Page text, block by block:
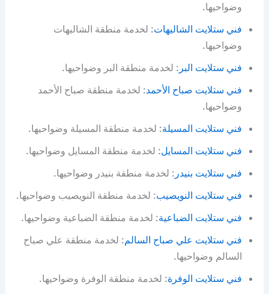
وضواحيها.
فني ستلايت الشاليهات: لخدمة منطقة الشاليهات
وضواحيها.
فني ستلايت البر : لخدمة منطقة البر وضواحيها.
فني ستلايت صباح الأحمد: لخدمة منطقة صباح الأحمد
وضواحيها.
فني ستلايت المسيلة: لخدمة منطقة المسيلة وضواحيها.
فني ستلايت المسايل: لخدمة منطقة المسايل وضواحيها.
فني ستلايت بنيدر : لخدمة منطقة بنيدر وضواحيها.
فني ستلايت النويصيب: لخدمة منطقة النويصيب وضواحيها.
فني ستلايت الضباعية: لخدمة منطقة الضباعية وضواحيها.
فني ستلايت علي صباح السالم: لخدمة منطقة علي صباح
السالم وضواحيها.
فني ستلايت الوفرة: لخدمة منطقة الوفرة وضواحيها.